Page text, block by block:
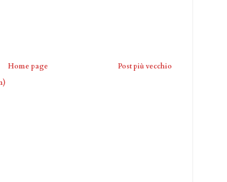
Post più vecchio
Home page